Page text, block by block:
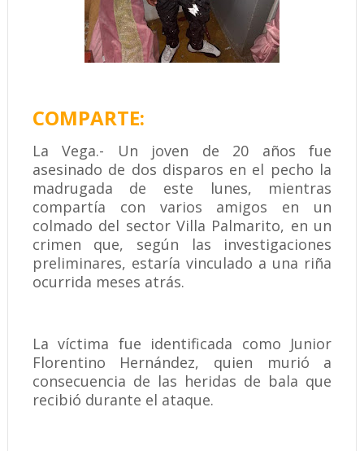
COMPARTE:
La Vega.- Un joven de 20 años fue
asesinado de dos disparos en el pecho la
madrugada de este lunes, mientras
compartía con varios amigos en un
colmado del sector Villa Palmarito, en un
crimen que, según las investigaciones
preliminares, estaría vinculado a una riña
ocurrida meses atrás.
La víctima fue identificada como Junior
Florentino Hernández, quien murió a
consecuencia de las heridas de bala que
recibió durante el ataque.